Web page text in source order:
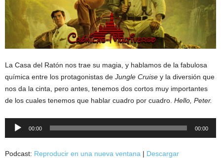
La Casa del Ratón nos trae su magia, y hablamos de la fabulosa
química entre los protagonistas de Jungle Cruise y la diversión que
nos da la cinta, pero antes, tenemos dos cortos muy importantes
de los cuales tenemos que hablar cuadro por cuadro. Hello, Peter.
Reproductor
00:00 00:00
Podcast: Reproducir en una nueva ventana | Descargar